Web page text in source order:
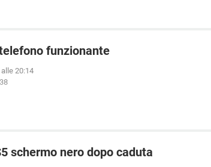
funzionante
20:14
schermo nero dopo caduta